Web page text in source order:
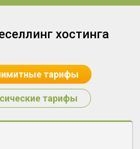
хостинга
тарифы
тарифы